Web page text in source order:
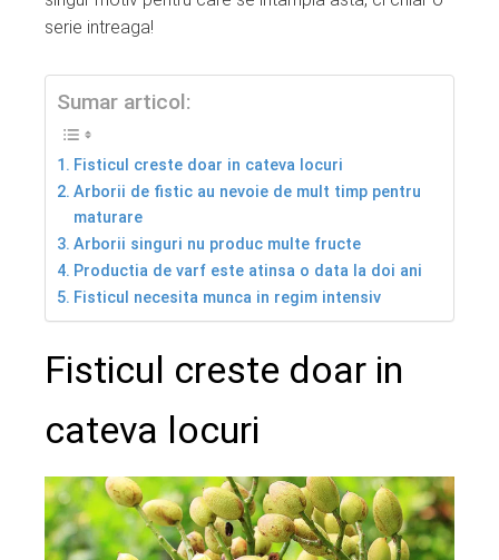
serie intreaga!
Sumar articol:
Fisticul creste doar in cateva locuri
Arborii de fistic au nevoie de mult timp pentru
maturare
Arborii singuri nu produc multe fructe
Productia de varf este atinsa o data la doi ani
Fisticul necesita munca in regim intensiv
Fisticul creste doar in
cateva locuri